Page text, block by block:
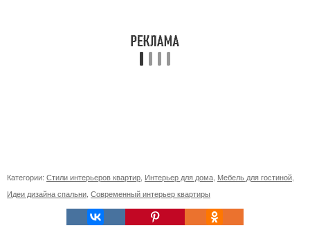
Категории: Стили интерьеров квартир Интерьер для дома Мебель для гостиной
Идеи дизайна спальни Современный интерьер квартиры